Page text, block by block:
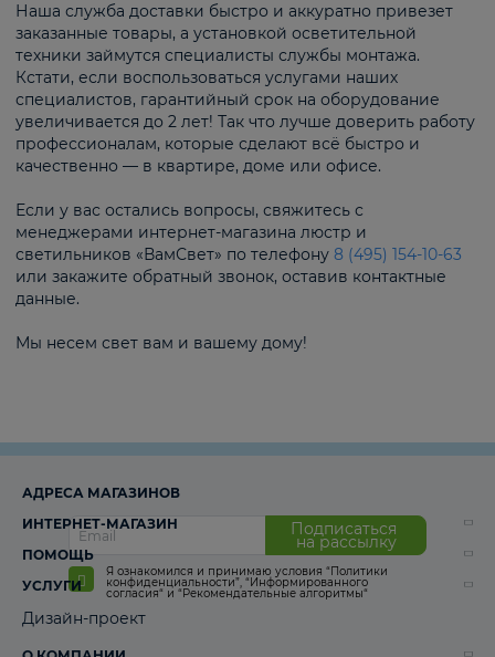
Наша служба доставки быстро и аккуратно привезет
заказанные товары, а установкой осветительной
техники займутся специалисты службы монтажа.
Кстати, если воспользоваться услугами наших
специалистов, гарантийный срок на оборудование
увеличивается до 2 лет! Так что лучше доверить работу
профессионалам, которые сделают всё быстро и
качественно — в квартире, доме или офисе.
Если у вас остались вопросы, свяжитесь с
менеджерами интернет-магазина люстр и
светильников «ВамСвет» по телефону 8 (495) 154-10-63
или закажите обратный звонок, оставив контактные
данные.
Мы несем свет вам и вашему дому!
Подписаться
на рассылку
Я ознакомился и принимаю условия “Политики
конфиденциальности”, “Информированного
согласия“ и “Рекомендательные алгоритмы“
АДРЕСА МАГАЗИНОВ
ИНТЕРНЕТ-МАГАЗИН
ПОМОЩЬ
УСЛУГИ
Дизайн-проект